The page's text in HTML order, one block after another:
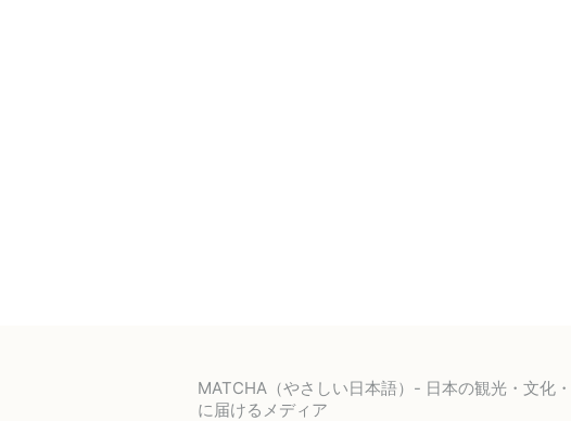
MATCHA（やさしい日本語）- 日本の観光・文化
に届けるメディア